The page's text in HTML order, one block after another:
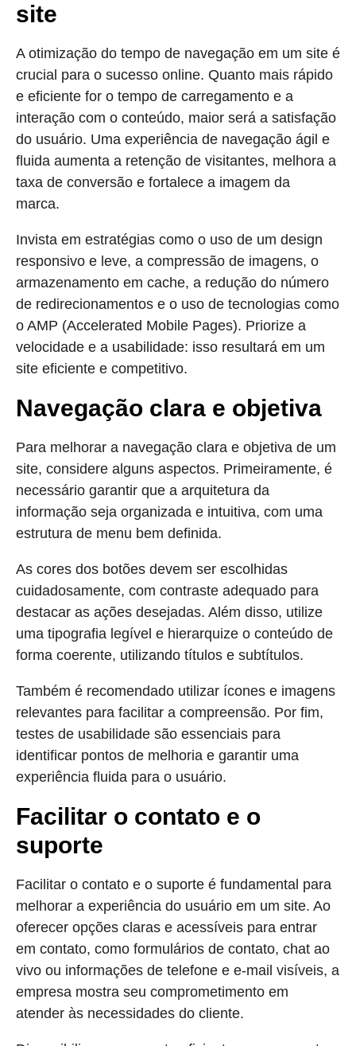
site
A otimização do tempo de navegação em um site é
crucial para o sucesso online. Quanto mais rápido
e eficiente for o tempo de carregamento e a
interação com o conteúdo, maior será a satisfação
do usuário. Uma experiência de navegação ágil e
fluida aumenta a retenção de visitantes, melhora a
taxa de conversão e fortalece a imagem da
marca.
Invista em estratégias como o uso de um design
responsivo e leve, a compressão de imagens, o
armazenamento em cache, a redução do número
de redirecionamentos e o uso de tecnologias como
o AMP (Accelerated Mobile Pages). Priorize a
velocidade e a usabilidade: isso resultará em um
site eficiente e competitivo.
Navegação clara e objetiva
Para melhorar a navegação clara e objetiva de um
site, considere alguns aspectos. Primeiramente, é
necessário garantir que a arquitetura da
informação seja organizada e intuitiva, com uma
estrutura de menu bem definida.
As cores dos botões devem ser escolhidas
cuidadosamente, com contraste adequado para
destacar as ações desejadas. Além disso, utilize
uma tipografia legível e hierarquize o conteúdo de
forma coerente, utilizando títulos e subtítulos.
Também é recomendado utilizar ícones e imagens
relevantes para facilitar a compreensão. Por fim,
testes de usabilidade são essenciais para
identificar pontos de melhoria e garantir uma
experiência fluida para o usuário.
Facilitar o contato e o
suporte
Facilitar o contato e o suporte é fundamental para
melhorar a experiência do usuário em um site. Ao
oferecer opções claras e acessíveis para entrar
em contato, como formulários de contato, chat ao
vivo ou informações de telefone e e-mail visíveis, a
empresa mostra seu comprometimento em
atender às necessidades do cliente.